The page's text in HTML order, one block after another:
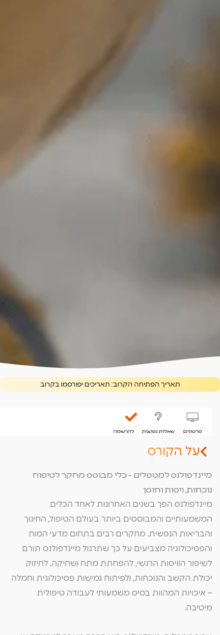
תאריך הפתיחה הקרוב: תאריכים יפורסמו בקרוב
בהנחיית
סרטונים שאלות נפוצות להרשמה
על הקורס
מיינדפולנס למטפלים – כלי מבוסס מחקר לטיפוח
נוכחות, ויסות וחוסן
מיינדפולנס הפך בשנים האחרונות לאחד הכלים
המשמעותיים והמבוססים ביותר בעולם הטיפול, החינוך
והבריאות הנפשית. מחקרים רבים בתחום מדעי המוח
והפסיכולוגיה מצביעים על כך שתרגול מיינדפולנס תורם
לשיפור הוויסות הרגשי, להפחתת מתח ושחיקה, לחיזוק
יכולת הקשב והנוכחות, ולפיתוח גמישות פסיכולוגית וחמלה
– איכויות המהוות בסיס משמעותי לעבודה טיפולית
מיטיבה.